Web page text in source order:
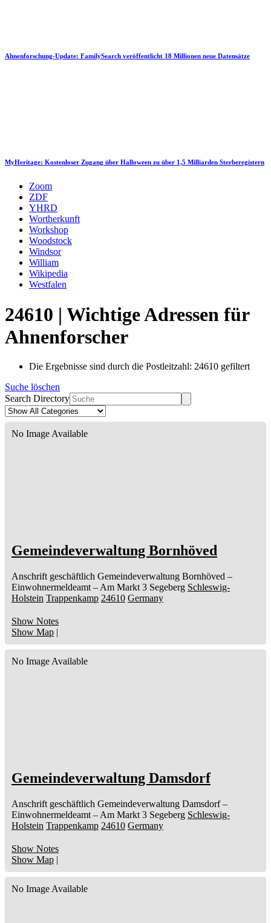
Ahnenforschung-Update: FamilySearch veröffentlicht 18 Millionen neue Datensätze
MyHeritage: Kostenloser Zugang über Halloween zu über 1,5 Milliarden Sterberegistern
Zoom
ZDF
YHRD
Wortherkunft
Workshop
Woodstock
Windsor
William
Wikipedia
Westfalen
24610 | Wichtige Adressen für
Ahnenforscher
Die Ergebnisse sind durch die Postleitzahl: 24610 gefiltert
Suche löschen
Search Directory
No Image Available
Gemeindeverwaltung Bornhöved
Anschrift geschäftlich Gemeindeverwaltung Bornhöved –
Einwohnermeldeamt – Am Markt 3 Segeberg Schleswig-
Holstein Trappenkamp 24610 Germany
Show Notes
Show Map |
No Image Available
Gemeindeverwaltung Damsdorf
Anschrift geschäftlich Gemeindeverwaltung Damsdorf –
Einwohnermeldeamt – Am Markt 3 Segeberg Schleswig-
Holstein Trappenkamp 24610 Germany
Show Notes
Show Map |
No Image Available